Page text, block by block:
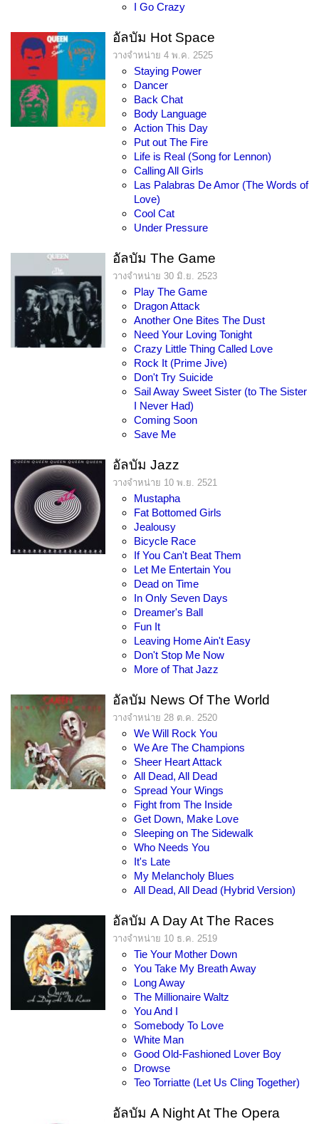
I Go Crazy
อัลบัม Hot Space
วางจำหน่าย 4 พ.ค. 2525
Staying Power
Dancer
Back Chat
Body Language
Action This Day
Put out The Fire
Life is Real (Song for Lennon)
Calling All Girls
Las Palabras De Amor (The Words of
Love)
Cool Cat
Under Pressure
อัลบัม The Game
วางจำหน่าย 30 มิ.ย. 2523
Play The Game
Dragon Attack
Another One Bites The Dust
Need Your Loving Tonight
Crazy Little Thing Called Love
Rock It (Prime Jive)
Don't Try Suicide
Sail Away Sweet Sister (to The Sister
I Never Had)
Coming Soon
Save Me
อัลบัม Jazz
วางจำหน่าย 10 พ.ย. 2521
Mustapha
Fat Bottomed Girls
Jealousy
Bicycle Race
If You Can't Beat Them
Let Me Entertain You
Dead on Time
In Only Seven Days
Dreamer's Ball
Fun It
Leaving Home Ain't Easy
Don't Stop Me Now
More of That Jazz
อัลบัม News Of The World
วางจำหน่าย 28 ต.ค. 2520
We Will Rock You
We Are The Champions
Sheer Heart Attack
All Dead, All Dead
Spread Your Wings
Fight from The Inside
Get Down, Make Love
Sleeping on The Sidewalk
Who Needs You
It's Late
My Melancholy Blues
All Dead, All Dead (Hybrid Version)
อัลบัม A Day At The Races
วางจำหน่าย 10 ธ.ค. 2519
Tie Your Mother Down
You Take My Breath Away
Long Away
The Millionaire Waltz
You And I
Somebody To Love
White Man
Good Old-Fashioned Lover Boy
Drowse
Teo Torriatte (Let Us Cling Together)
อัลบัม A Night At The Opera